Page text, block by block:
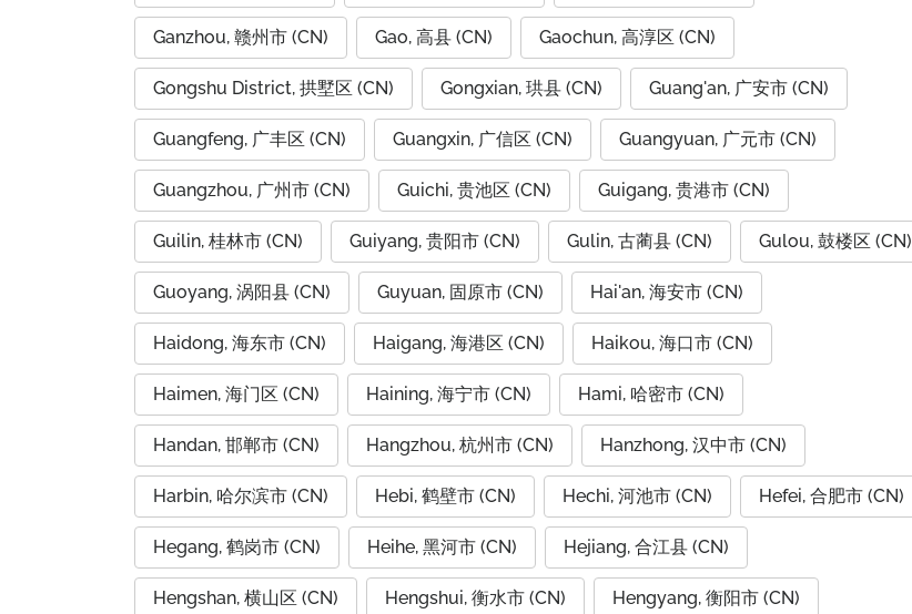
Ganzhou, 赣州市 (CN) Gao, 高县 (CN) Gaochun, 高淳区 (CN)
Gongshu District, 拱墅区 (CN) Gongxian, 珙县 (CN) Guang'an, 广安市 (CN)
Guangfeng, 广丰区 (CN) Guangxin, 广信区 (CN) Guangyuan, 广元市 (CN)
Guangzhou, 广州市 (CN) Guichi, 贵池区 (CN) Guigang, 贵港市 (CN)
Guilin, 桂林市 (CN) Guiyang, 贵阳市 (CN) Gulin, 古蔺县 (CN) Gulou, 鼓楼区 (CN)
Guoyang, 涡阳县 (CN) Guyuan, 固原市 (CN) Hai'an, 海安市 (CN)
Haidong, 海东市 (CN) Haigang, 海港区 (CN) Haikou, 海口市 (CN)
Haimen, 海门区 (CN) Haining, 海宁市 (CN) Hami, 哈密市 (CN)
Handan, 邯郸市 (CN) Hangzhou, 杭州市 (CN) Hanzhong, 汉中市 (CN)
Harbin, 哈尔滨市 (CN) Hebi, 鹤壁市 (CN) Hechi, 河池市 (CN) Hefei, 合肥市 (CN)
Hegang, 鹤岗市 (CN) Heihe, 黑河市 (CN) Hejiang, 合江县 (CN)
Hengshan, 横山区 (CN) Hengshui, 衡水市 (CN) Hengyang, 衡阳市 (CN)